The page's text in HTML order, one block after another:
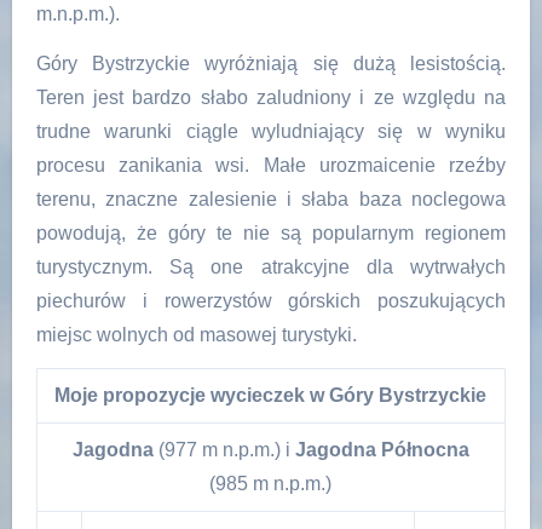
m.n.p.m.).
Góry Bystrzyckie wyróżniają się dużą lesistością.
Teren jest bardzo słabo zaludniony i ze względu na
trudne warunki ciągle wyludniający się w wyniku
procesu zanikania wsi. Małe urozmaicenie rzeźby
terenu, znaczne zalesienie i słaba baza noclegowa
powodują, że góry te nie są popularnym regionem
turystycznym. Są one atrakcyjne dla wytrwałych
piechurów i rowerzystów górskich poszukujących
miejsc wolnych od masowej turystyki.
Moje propozycje wycieczek w Góry Bystrzyckie
Jagodna(977 m n.p.m.) i Jagodna Północna
(985 m n.p.m.)